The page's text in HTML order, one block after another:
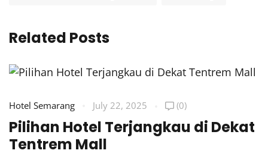
Related Posts
Hotel Semarang July 22, 2025 (0)
Pilihan Hotel Terjangkau di Dekat
Tentrem Mall